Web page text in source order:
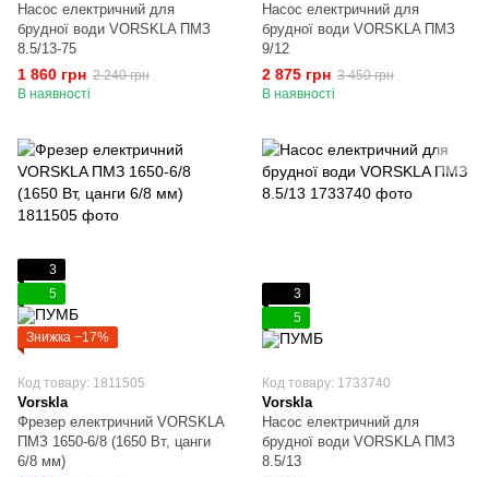
Насос електричний для
брудної води VORSKLA ПМЗ
8.5/13-75
1 860 грн 2 240 грн
В наявності
Насос електричний для
брудної води VORSKLA ПМЗ
9/12
2 875 грн 3 450 грн
В наявності
3
5
Знижка −17%
Код товару: 1811505
Vorskla
Фрезер електричний VORSKLA
ПМЗ 1650-6/8 (1650 Вт, цанги
6/8 мм)
3
5
Код товару: 1733740
Vorskla
Насос електричний для
брудної води VORSKLA ПМЗ
8.5/13